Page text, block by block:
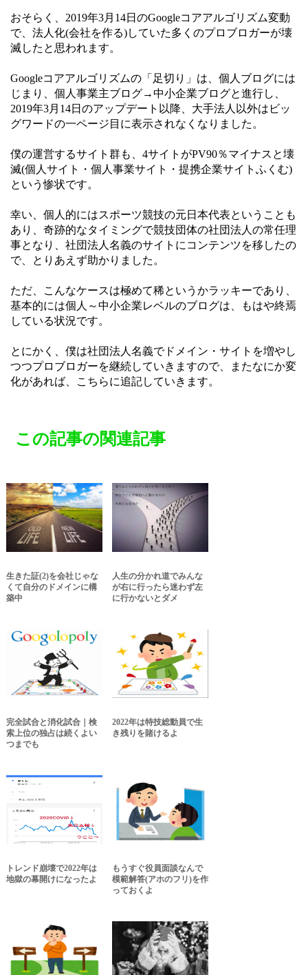
おそらく、2019年3月14日のGoogleコアアルゴリズム変動
で、法人化(会社を作る)していた多くのプロブロガーが壊
滅したと思われます。
Googleコアアルゴリズムの「足切り」は、個人ブログには
じまり、個人事業主ブログ→中小企業ブログと進行し、
2019年3月14日のアップデート以降、大手法人以外はビッ
グワードの一ページ目に表示されなくなりました。
僕の運営するサイト群も、4サイトがPV90％マイナスと壊
滅(個人サイト・個人事業サイト・提携企業サイトふくむ)
という惨状です。
幸い、個人的にはスポーツ競技の元日本代表ということも
あり、奇跡的なタイミングで競技団体の社団法人の常任理
事となり、社団法人名義のサイトにコンテンツを移したの
で、とりあえず助かりました。
ただ、こんなケースは極めて稀というかラッキーであり、
基本的には個人～中小企業レベルのブログは、もはや終焉
している状況です。
とにかく、僕は社団法人名義でドメイン・サイトを増やし
つつプロブロガーを継続していきますので、またなにか変
化があれば、こちらに追記していきます。
この記事の関連記事
生きた証(2)を会社じゃな
くて自分のドメインに構
築中
人生の分かれ道でみんな
が右に行ったら迷わず左
に行かないとダメ
完全試合と消化試合｜検
索上位の独占は続くよい
つまでも
2022年は特技総動員で生
き残りを賭けるよ
トレンド崩壊で2022年は
地獄の幕開けになったよ
もうすぐ役員面談なんで
模範解答(アホのフリ)を作
っておくよ